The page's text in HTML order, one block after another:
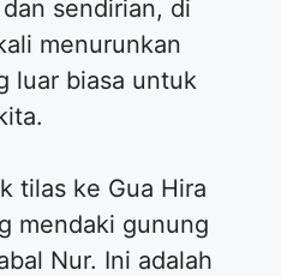
sendirian, di
menurunkan
luar biasa untuk
tilas ke Gua Hira
mendaki gunung
Nur. Ini adalah